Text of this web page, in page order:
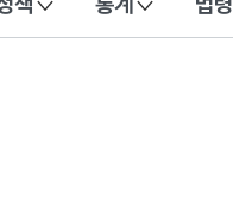
리집입니다.